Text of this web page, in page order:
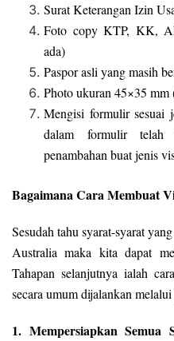
Surat Keterangan Izin
Foto copy KTP, KK,
ada)
Paspor asli yang masih
Photo ukuran 45×35 mm
Mengisi formulir sesuai
dalam formulir telah
penambahan buat jenis
Bagaimana Cara Membuat
Sesudah tahu syarat-syarat
Australia maka kita dapat
Tahapan selanjutnya ialah
secara umum dijalankan
1. Mempersiapkan Semua